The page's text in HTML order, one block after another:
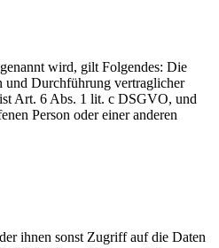
wird, gilt Folgendes: Die
und Durchführung vertraglicher
Art. 6 Abs. 1 lit. c DSGVO, und
Person oder einer anderen
ihnen sonst Zugriff auf die Daten